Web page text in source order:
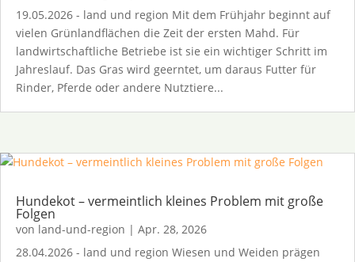
19.05.2026 - land und region Mit dem Frühjahr beginnt auf
vielen Grünlandflächen die Zeit der ersten Mahd. Für
landwirtschaftliche Betriebe ist sie ein wichtiger Schritt im
Jahreslauf. Das Gras wird geerntet, um daraus Futter für
Rinder, Pferde oder andere Nutztiere...
Hundekot – vermeintlich kleines Problem mit große
Folgen
von land-und-region | Apr. 28, 2026
28.04.2026 - land und region Wiesen und Weiden prägen